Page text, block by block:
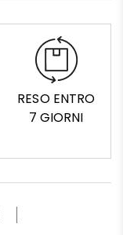
RESO ENTRO
7 GIORNI